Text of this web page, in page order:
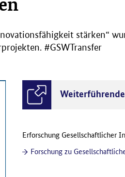
stärken“
#GSWTransfer
Erforschung Gesellschaftlicher
Forschung zu